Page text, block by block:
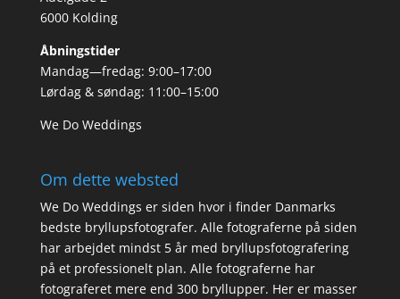
6000 Kolding
Åbningstider
Mandag—fredag: 9:00–17:00
Lørdag & søndag: 11:00–15:00
We Do Weddings
Om dette websted
We Do Weddings er siden hvor i finder Danmarks
bedste bryllupsfotografer. Alle fotograferne på siden
har arbejdet mindst 5 år med bryllupsfotografering
på et professionelt plan. Alle fotograferne har
fotograferet mere end 300 bryllupper. Her er masser